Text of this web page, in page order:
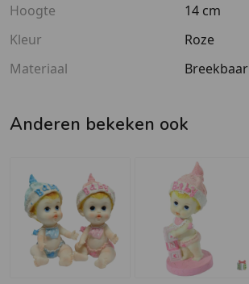
Hoogte
14 cm
Kleur
Roze
Materiaal
Breekbaar
Anderen bekeken ook